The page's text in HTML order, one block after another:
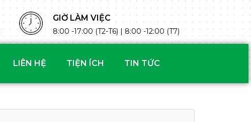
GIỜ LÀM VIỆC
8:00 -17:00 (T2-T6) | 8:00 -12:00 (T7)
LIÊN HỆ TIỆN ÍCH TIN TỨC